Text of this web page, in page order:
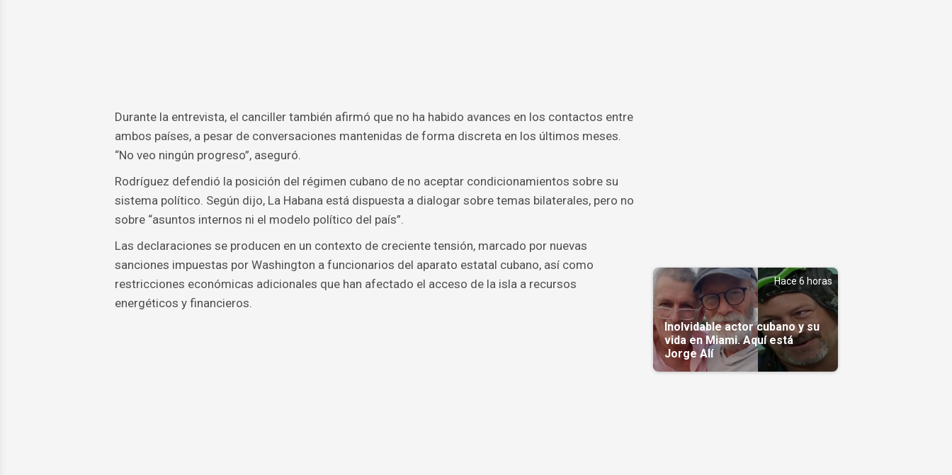
Durante la entrevista, el canciller también afirmó que no ha habido avances en los contactos entre
ambos países, a pesar de conversaciones mantenidas de forma discreta en los últimos meses.
“No veo ningún progreso”, aseguró.
Rodríguez defendió la posición del régimen cubano de no aceptar condicionamientos sobre su
sistema político. Según dijo, La Habana está dispuesta a dialogar sobre temas bilaterales, pero no
sobre “asuntos internos ni el modelo político del país”.
Las declaraciones se producen en un contexto de creciente tensión, marcado por nuevas
sanciones impuestas por Washington a funcionarios del aparato estatal cubano, así como
restricciones económicas adicionales que han afectado el acceso de la isla a recursos
energéticos y financieros.
Hace 6 horas
Inolvidable actor cubano y su
vida en Miami. Aquí está
Jorge Alí